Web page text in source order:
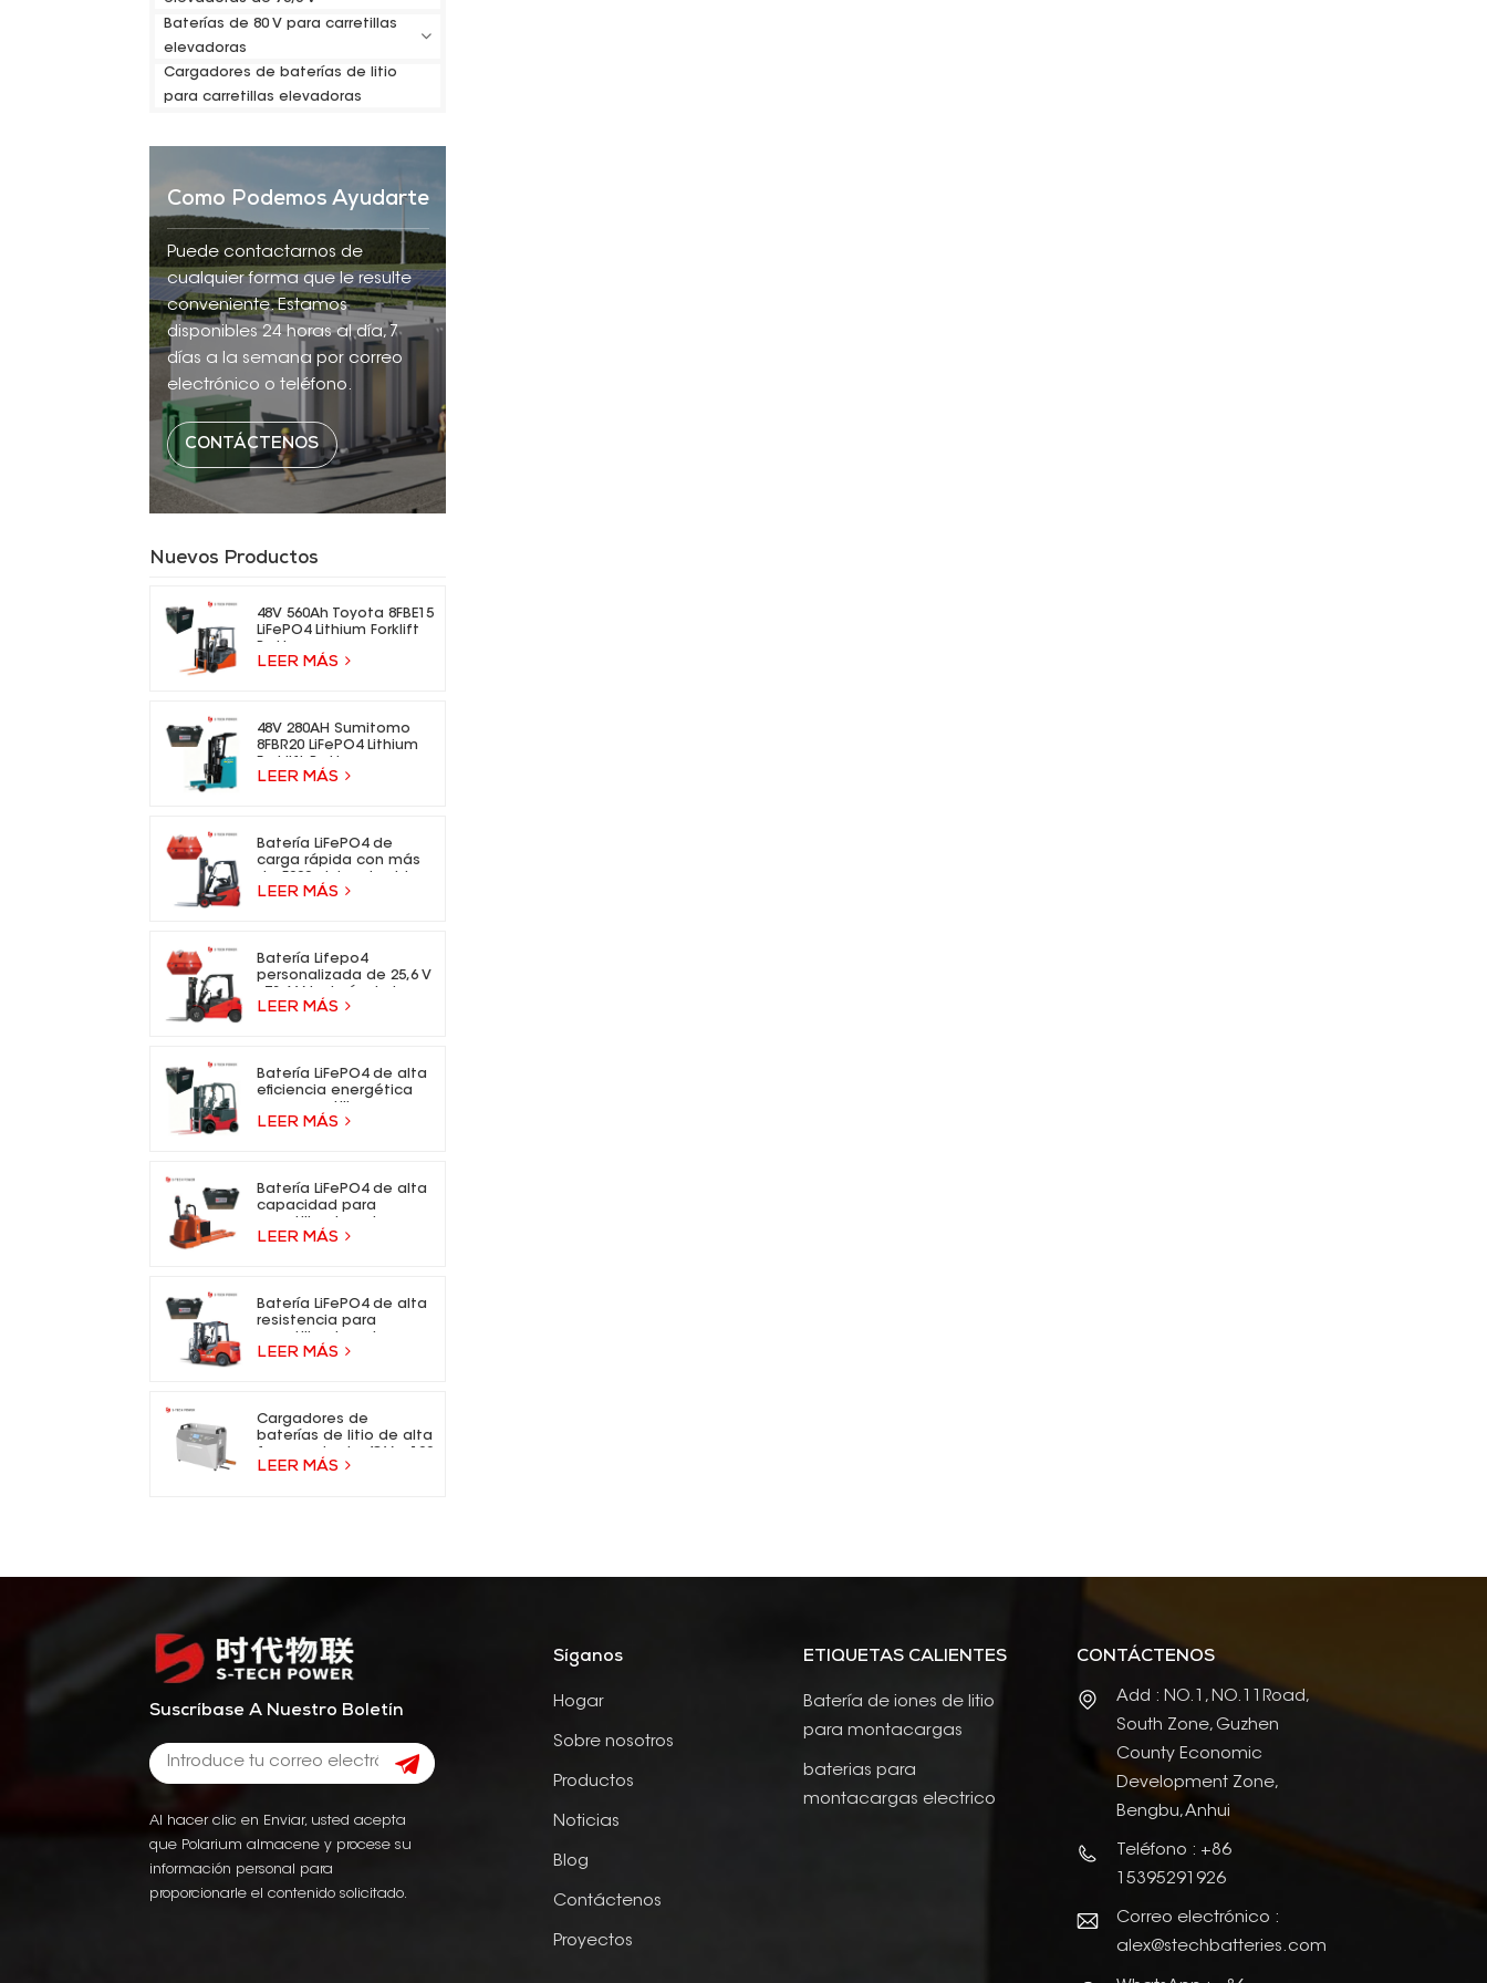
Baterías de 80 V para carretillas
elevadoras
Cargadores de baterías de litio
para carretillas elevadoras
Como Podemos Ayudarte
Puede contactarnos de
cualquier forma que le resulte
conveniente. Estamos
disponibles 24 horas al día, 7
días a la semana por correo
electrónico o teléfono.
CONTÁCTENOS
Nuevos Productos
48V 560Ah Toyota 8FBE15
LiFePO4 Lithium Forklift
LEER MÁS
48V 280AH Sumitomo
8FBR20 LiFePO4 Lithium
LEER MÁS
Batería LiFePO4 de
carga rápida con más
para carretillas
LEER MÁS
Batería Lifepo4
personalizada de 25,6 V
de litio para carretillas
LEER MÁS
Batería LiFePO4 de alta
eficiencia energética
elevadora eléctrica
LEER MÁS
Batería LiFePO4 de alta
capacidad para
eléctrica
LEER MÁS
Batería LiFePO4 de alta
resistencia para
eléctrica
LEER MÁS
Cargadores de
baterías de litio de alta
A para carretillas
LEER MÁS
Suscríbase A Nuestro Boletín
Al hacer clic en Enviar, usted acepta
que Polarium almacene y procese su
información personal para
proporcionarle el contenido solicitado.
Síganos
Hogar
Sobre nosotros
Productos
Noticias
Blog
Contáctenos
Proyectos
ETIQUETAS CALIENTES
Batería de iones de litio
para montacargas
baterias para
montacargas electrico
CONTÁCTENOS
Add : NO.1, NO.11Road,
South Zone, Guzhen
County Economic
Development Zone,
Bengbu, Anhui
Teléfono : +86
15395291926
Correo electrónico :
alex@stechbatteries.com